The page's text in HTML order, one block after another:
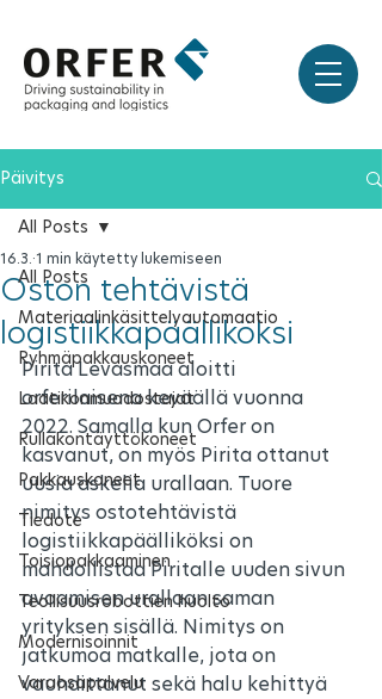
Päivitys
All Posts
Materiaalinkäsittelyautomaatio
Ryhmäpakkauskoneet
Laatikonmuodostajat
Rullakontäyttökoneet
Pakkauskoneet
Tiedote
Toisiopakkaaminen
Teollisuusrobottien huolto
Modernisoinnit
Varaosapalvelu
All Posts
Oston tehtävistä
logistiikkapäälliköksi
16.3. 1 min käytetty lukemiseen
Pirita Levasmaa aloitti
orferilaisena keväällä vuonna
2022. Samalla kun Orfer on
kasvanut, on myös Pirita ottanut
uusia askelia urallaan. Tuore
nimitys ostotehtävistä
logistiikkapäälliköksi on
mahdollistaa Piritalle uuden sivun
avaamisen urallaan saman
yrityksen sisällä. Nimitys on
jatkumoa matkalle, jota on
vauhdittanut sekä halu kehittyä